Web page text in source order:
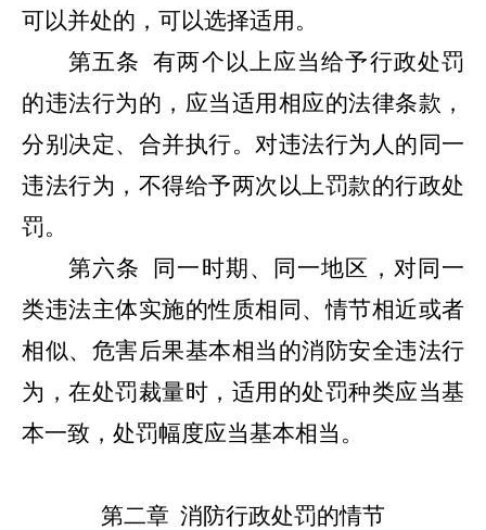
可以并处的，可以选择适用。
第五条 有两个以上应当给予行政处罚
的违法行为的，应当适用相应的法律条款，
分别决定、合并执行。对违法行为人的同一
违法行为，不得给予两次以上罚款的行政处
罚。
第六条
同一时期、同一地区，对同一
类违法主体实施的性质相同、情节相近或者
相似、危害后果基本相当的消防安全违法行
为，在处罚裁量时，适用的处罚种类应当基
本一致，处罚幅度应当基本相当。
第二章 消防行政处罚的情节